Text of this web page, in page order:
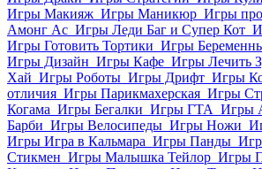
Игры Макияж Игры Маникюр Игры
Амонг Ас Игры Леди Баг и Супер Кот
Игры Готовить Тортики Игры
Игры Дизайн Игры Кафе Игры Лечить
Хай Игры Роботы Игры Дрифт Игры
отличия Игры Парикмахерская Игры
Когама Игры Бегалки Игры ГТА Игры
Барби Игры Велосипеды Игры Ножи
Игры Игра в Кальмара Игры Панды
Стикмен Игры Малышка Тейлор Игры